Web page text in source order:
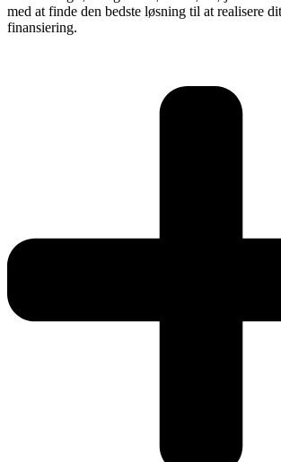
med at finde den bedste løsning til at realisere
finansiering.